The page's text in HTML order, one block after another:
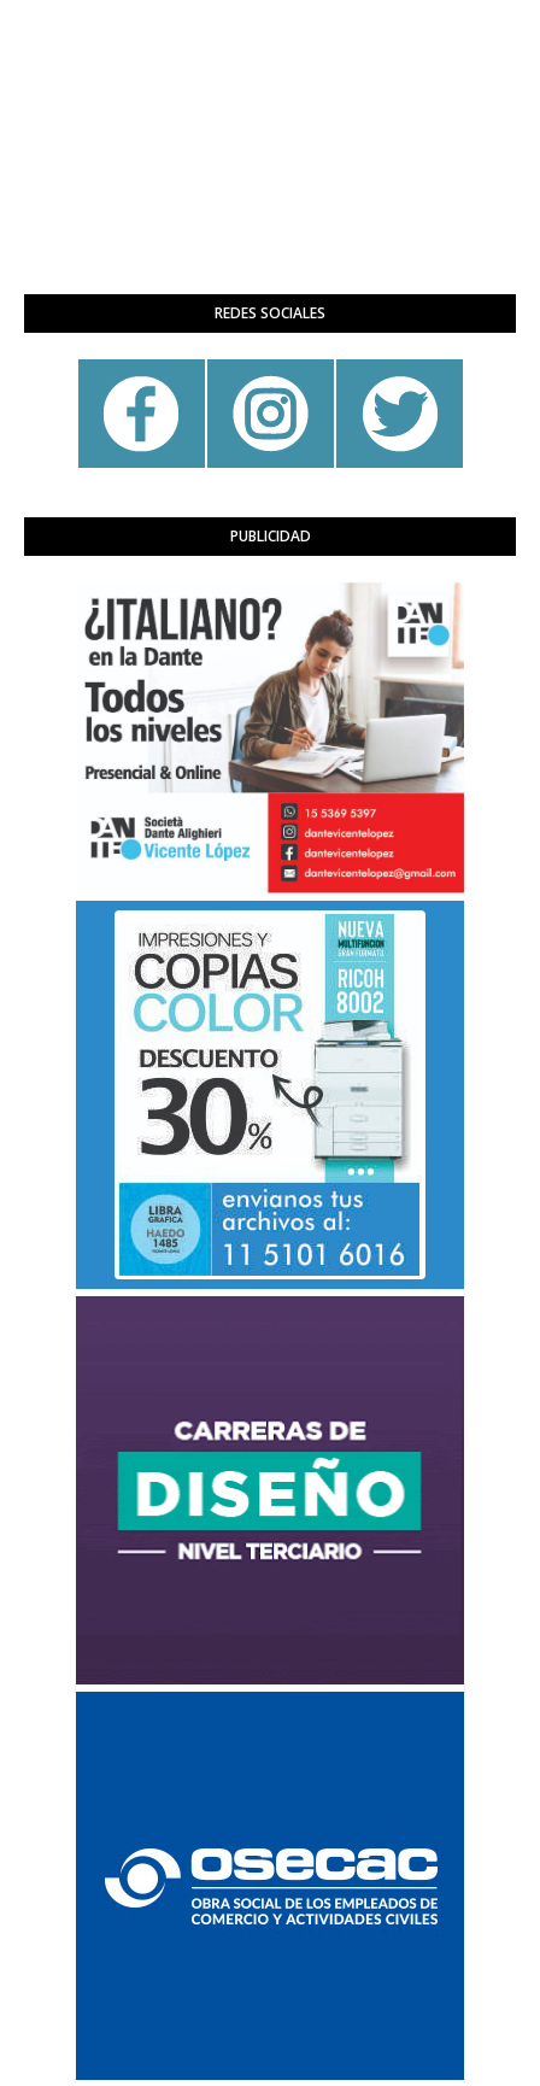
REDES SOCIALES
PUBLICIDAD